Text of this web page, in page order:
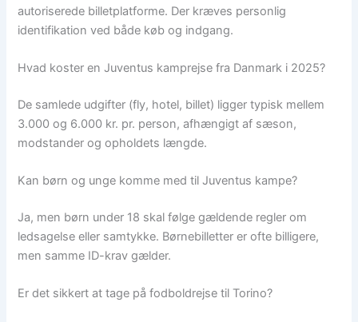
autoriserede billetplatforme. Der kræves personlig
identifikation ved både køb og indgang.
Hvad koster en Juventus kamprejse fra Danmark i 2025?
De samlede udgifter (fly, hotel, billet) ligger typisk mellem
3.000 og 6.000 kr. pr. person, afhængigt af sæson,
modstander og opholdets længde.
Kan børn og unge komme med til Juventus kampe?
Ja, men børn under 18 skal følge gældende regler om
ledsagelse eller samtykke. Børnebilletter er ofte billigere,
men samme ID-krav gælder.
Er det sikkert at tage på fodboldrejse til Torino?